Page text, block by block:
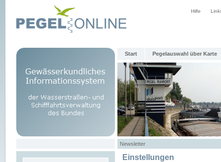
Hilfe
Start Pegelauswahl über Karte
Newsletter
Einstellungen